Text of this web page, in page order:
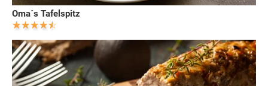
Oma´s Tafelspitz